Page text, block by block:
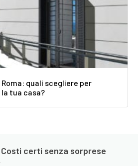
quali scegliere per
tua casa?
Costi certi senza sorprese